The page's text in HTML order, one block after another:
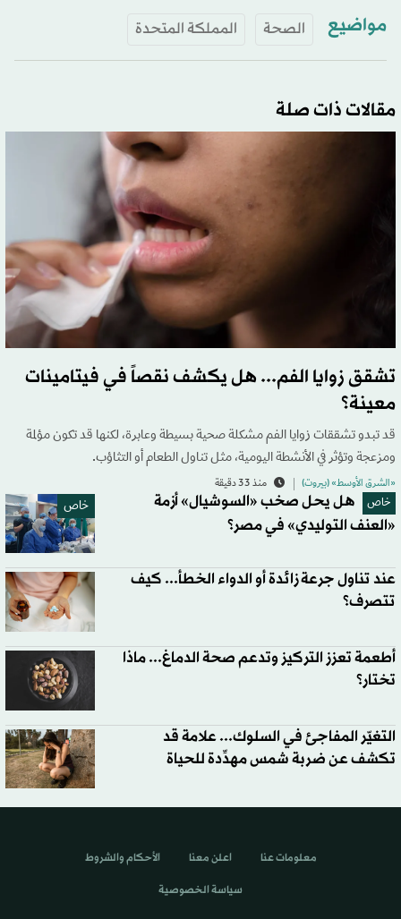
مواضيع الصحة المملكة المتحدة
مقالات ذات صلة
تشقق زوايا الفم... هل يكشف نقصاً في فيتامينات
معينة؟
قد تبدو تشققات زوايا الفم مشكلة صحية بسيطة وعابرة، لكنها قد تكون مؤلمة
ومزعجة وتؤثر في الأنشطة اليومية، مثل تناول الطعام أو التثاؤب.
«الشرق الأوسط» (بيروت) منذ 33 دقيقة
خاص خاص
هل يحل صخب «السوشيال» أزمة
«العنف التوليدي» في مصر؟
عند تناول جرعة زائدة أو الدواء الخطأ... كيف
تتصرف؟
أطعمة تعزز التركيز وتدعم صحة الدماغ... ماذا
تختار؟
التغيّر المفاجئ في السلوك... علامة قد
تكشف عن ضربة شمس مهدِّدة للحياة
معلومات عنا اعلن معنا الأحكام والشروط
سياسة الخصوصية